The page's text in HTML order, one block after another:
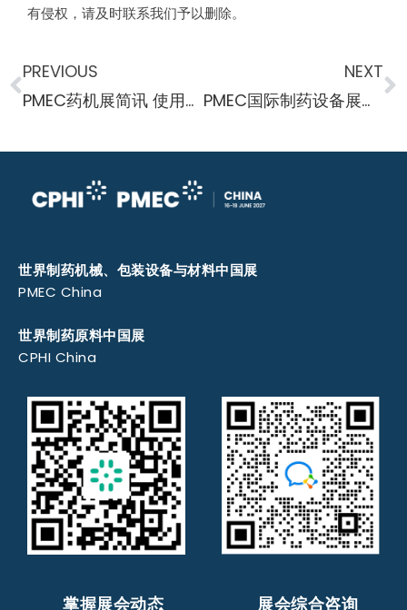
有侵权，请及时联系我们予以删除。
PREVIOUS
PMEC药机展简讯 使用非侵入性技术增强生物生产中的细胞增殖
NEXT
PMEC国际制药设备展简讯 创新的放射性配体制造工厂落成
世界制药机械、包装设备与材料中国展
PMEC China
世界制药原料中国展
CPHI China
掌握展会动态 展会综合咨询